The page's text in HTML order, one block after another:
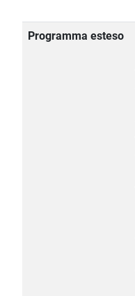
Programma esteso